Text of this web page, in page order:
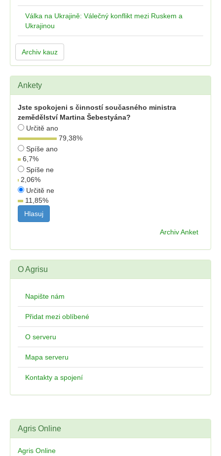
Válka na Ukrajině: Válečný konflikt mezi Ruskem a
Ukrajinou
Archiv kauz
Ankety
Jste spokojeni s činností současného ministra
zemědělství Martina Šebestyána?
Určitě ano
79,38%
Spíše ano
6,7%
Spíše ne
2,06%
Určitě ne
11,85%
Archiv Anket
O Agrisu
Napište nám
Přidat mezi oblíbené
O serveru
Mapa serveru
Kontakty a spojení
Agris Online
Agris Online